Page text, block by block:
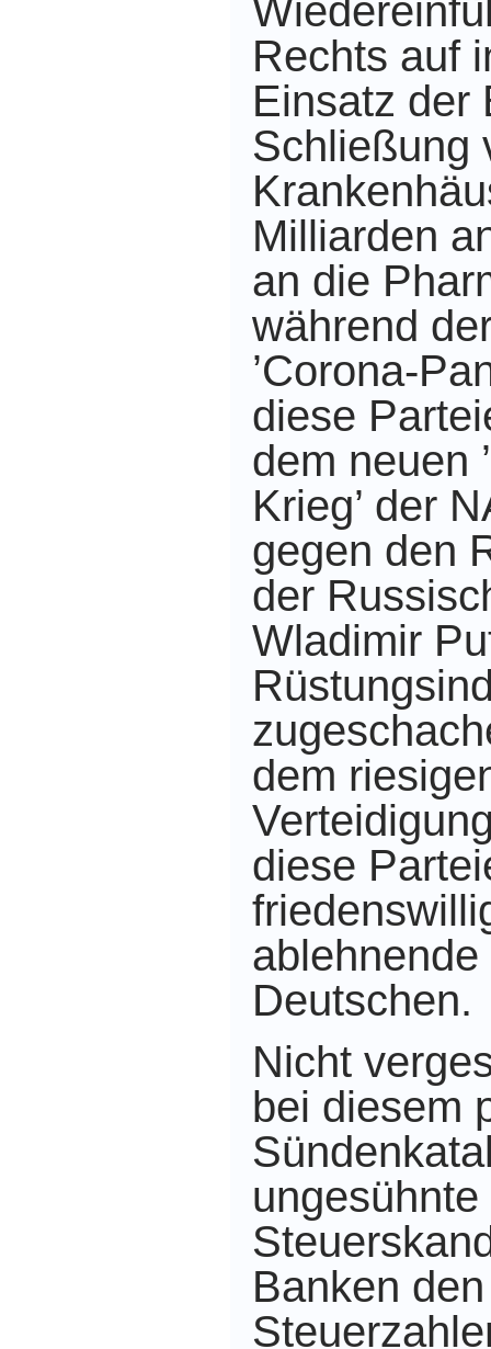
Rechts auf
Einsatz der
Schließung
Milliarden
an die
während
’Corona-
diese
dem neuen
Krieg’ der
gegen den
der
Wladimir
dem
diese
Deutschen.
Nicht
bei diesem
Banken